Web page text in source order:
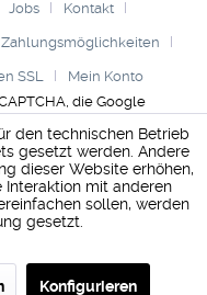
Jobs Kontakt
Zahlungsmöglichkeiten
SSL
Mein Konto
die Google
gelten.
den technischen Betrieb
gesetzt werden. Andere
dieser Website erhöhen,
mit anderen
sollen, werden
gesetzt.
Konfigurieren